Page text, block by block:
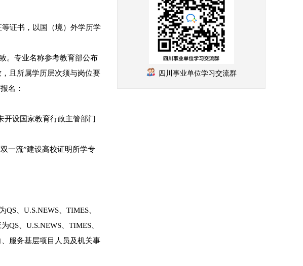
证书，以国（境）外学历学
。专业名称参考教育部公布
且所属学历层次须与岗位要
名：
开设国家教育行政主管部门
一流”建设高校证明所学专
、U.S.NEWS、TIMES、
、U.S.NEWS、TIMES、
服务基层项目人员及机关事
四川事业单位学习交流群